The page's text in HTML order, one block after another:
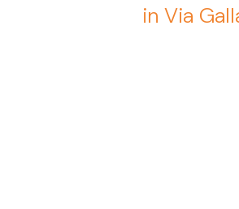
in Via